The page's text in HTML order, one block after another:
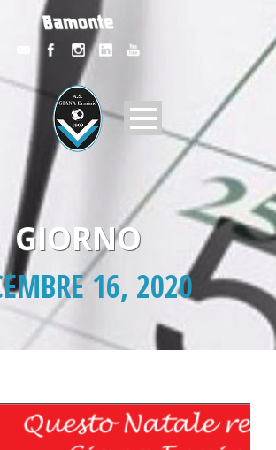
GIORNO
16, 2020